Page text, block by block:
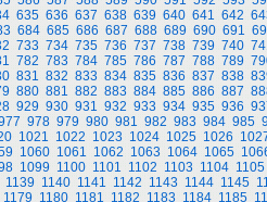
635 636 637 638 639 640 641 642
684 685 686 687 688 689 690 691
733 734 735 736 737 738 739 740
782 783 784 785 786 787 788 789
831 832 833 834 835 836 837 838
880 881 882 883 884 885 886 887
929 930 931 932 933 934 935 936
978 979 980 981 982 983 984 985
1021 1022 1023 1024 1025 1026
1060 1061 1062 1063 1064 1065
1099 1100 1101 1102 1103 1104 1105
1139 1140 1141 1142 1143 1144 1145
1179 1180 1181 1182 1183 1184 1185